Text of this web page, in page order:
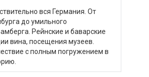
вся Германия. От
до умильного
Рейнские и баварские
вина, посещения музеев.
с полным погружением в